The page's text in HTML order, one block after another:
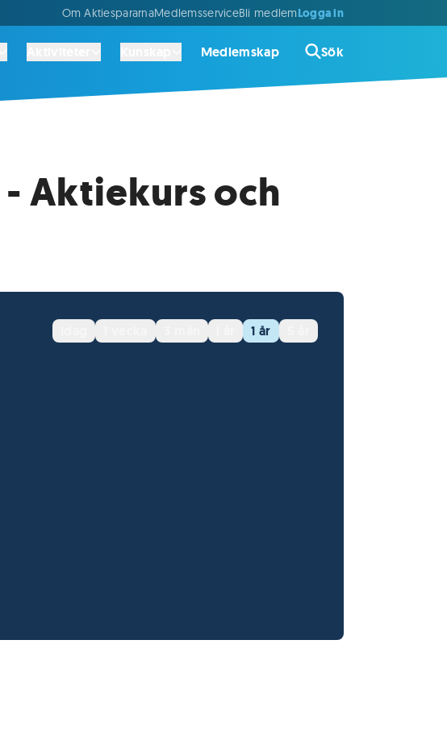
Om AktiespararnaMedlemsserviceBli medlemLogga in
Medlemskap Sök
Aktiekurs och
1 år